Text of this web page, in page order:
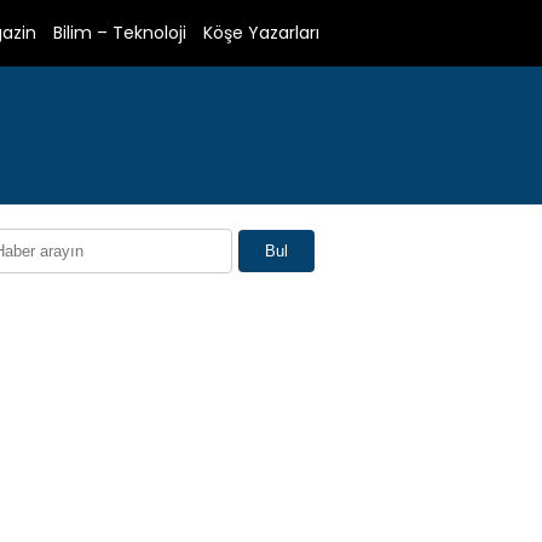
Bilim – Teknoloji Köşe Yazarları
Bul